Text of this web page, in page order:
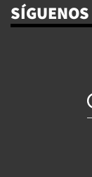
SÍGUENOS